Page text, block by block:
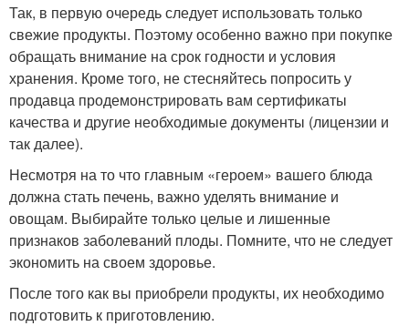
Так, в первую очередь следует использовать только
свежие продукты. Поэтому особенно важно при покупке
обращать внимание на срок годности и условия
хранения. Кроме того, не стесняйтесь попросить у
продавца продемонстрировать вам сертификаты
качества и другие необходимые документы (лицензии и
так далее).
Несмотря на то что главным «героем» вашего блюда
должна стать печень, важно уделять внимание и
овощам. Выбирайте только целые и лишенные
признаков заболеваний плоды. Помните, что не следует
экономить на своем здоровье.
После того как вы приобрели продукты, их необходимо
подготовить к приготовлению.